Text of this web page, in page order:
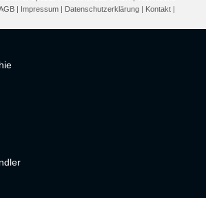
| Impressum | Datenschutzerklärung | Kontakt |